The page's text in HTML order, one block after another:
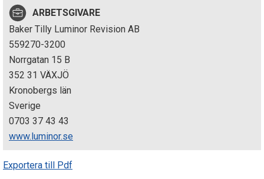
e
k
t
i
o
n
e
ARBETSGIVARE
Baker Tilly Luminor Revision AB
559270-3200
Norrgatan 15 B
352 31 VÄXJÖ
Kronobergs län
Sverige
0703 37 43 43
www.luminor.se
Exportera till Pdf